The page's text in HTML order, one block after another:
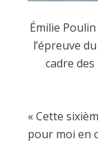
Émilie
l’épreuve
cadre des
« Cette
pour moi en